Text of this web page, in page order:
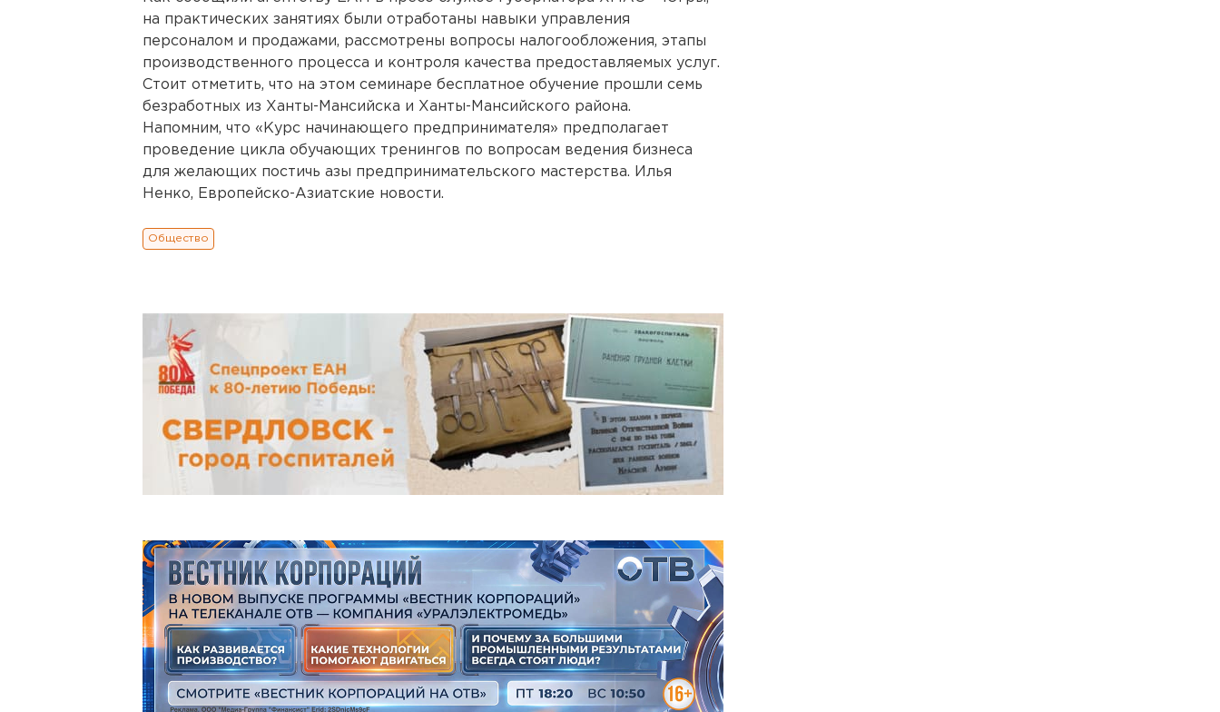
на практических занятиях были отработаны навыки управления
персоналом и продажами, рассмотрены вопросы налогообложения, этапы
производственного процесса и контроля качества предоставляемых услуг.
Стоит отметить, что на этом семинаре бесплатное обучение прошли семь
безработных из Ханты-Мансийска и Ханты-Мансийского района.
Напомним, что «Курс начинающего предпринимателя» предполагает
проведение цикла обучающих тренингов по вопросам ведения бизнеса
для желающих постичь азы предпринимательского мастерства. Илья
Ненко, Европейско-Азиатские новости.
Общество